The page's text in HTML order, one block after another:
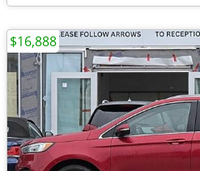
$16,888